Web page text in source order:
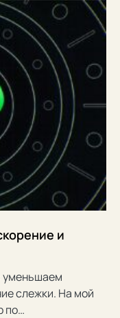
и
уменьшаем
слежки. На мой
по…